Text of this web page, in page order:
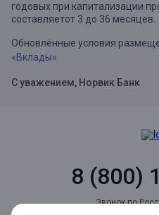
годовых при капитализации
составляетот 3 до 36 месяцев.
Обновлённые условия
«Вклады»
С уважением, Норвик Банк
8 (800)
Звонок по